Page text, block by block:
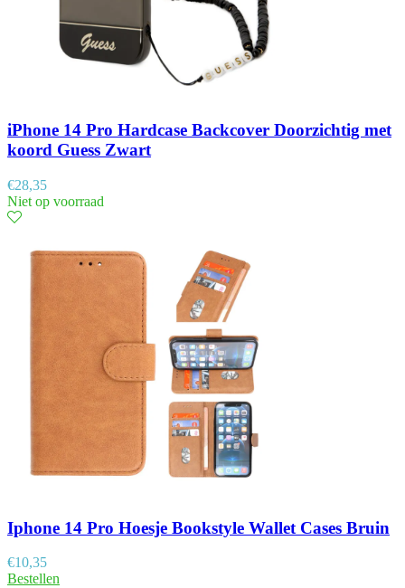
iPhone 14 Pro Hardcase Backcover Doorzichtig met
koord Guess Zwart
€28,35
Niet op voorraad
Iphone 14 Pro Hoesje Bookstyle Wallet Cases Bruin
€10,35
Bestellen